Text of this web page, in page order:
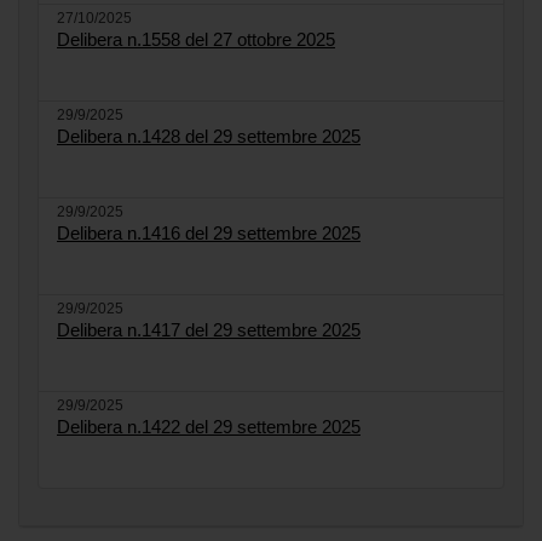
27/10/2025
Delibera n.1558 del 27 ottobre 2025
29/9/2025
Delibera n.1428 del 29 settembre 2025
29/9/2025
Delibera n.1416 del 29 settembre 2025
29/9/2025
Delibera n.1417 del 29 settembre 2025
29/9/2025
Delibera n.1422 del 29 settembre 2025